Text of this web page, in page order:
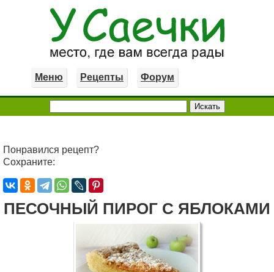
Меню Рецепты Форум
Понравился рецепт?
Сохраните:
ПЕСОЧНЫЙ ПИРОГ С ЯБЛОКАМИ